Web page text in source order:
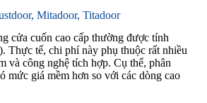
Mitadoor, Titadoor
cửa cuốn cao cấp thường được tính
Thực tế, chi phí này phụ thuộc rất nhiều
và công nghệ tích hợp. Cụ thể, phân
mức giá mềm hơn so với các dòng cao